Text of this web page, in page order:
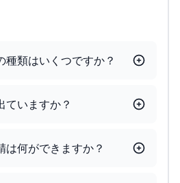
種類はいくつですか？
ていますか？
は何ができますか？